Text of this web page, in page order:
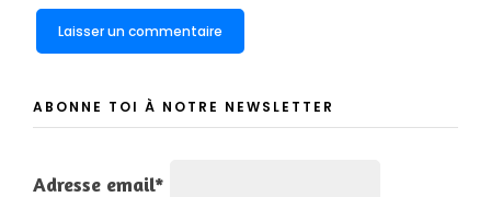
ABONNE TOI À NOTRE NEWSLETTER
Adresse email*